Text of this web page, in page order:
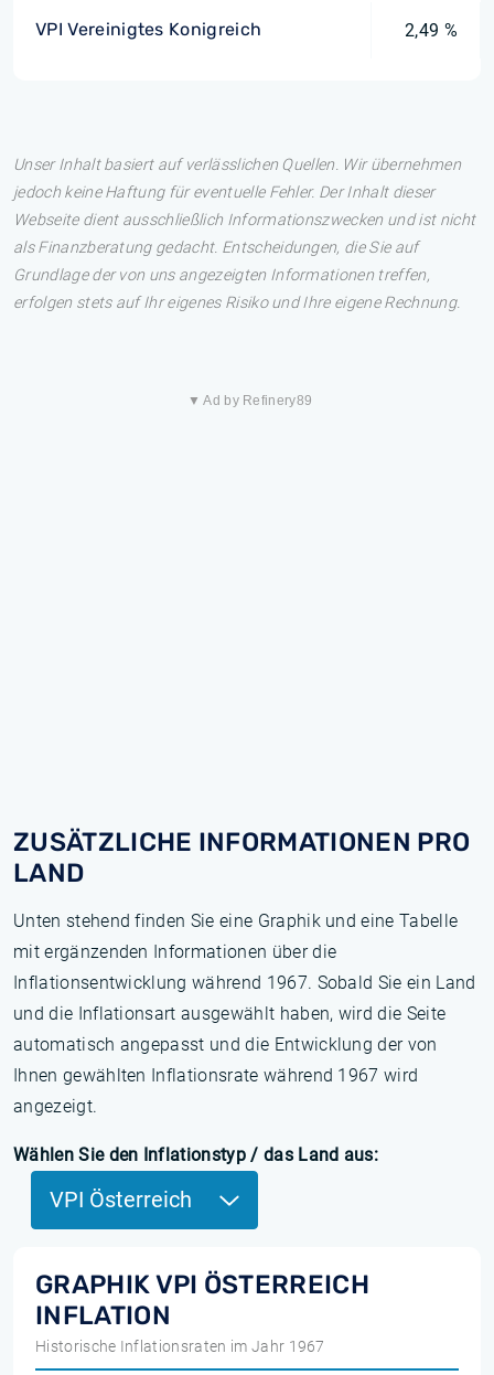
VPI Vereinigtes Konigreich 2,49 %
Unser Inhalt basiert auf verlässlichen Quellen. Wir übernehmen
jedoch keine Haftung für eventuelle Fehler. Der Inhalt dieser
Webseite dient ausschließlich Informationszwecken und ist nicht
als Finanzberatung gedacht. Entscheidungen, die Sie auf
Grundlage der von uns angezeigten Informationen treffen,
erfolgen stets auf Ihr eigenes Risiko und Ihre eigene Rechnung.
▼ Ad by Refinery89
ZUSÄTZLICHE INFORMATIONEN PRO
LAND
Unten stehend finden Sie eine Graphik und eine Tabelle
mit ergänzenden Informationen über die
Inflationsentwicklung während 1967. Sobald Sie ein Land
und die Inflationsart ausgewählt haben, wird die Seite
automatisch angepasst und die Entwicklung der von
Ihnen gewählten Inflationsrate während 1967 wird
angezeigt.
Wählen Sie den Inflationstyp / das Land aus:
VPI Österreich
GRAPHIK VPI ÖSTERREICH
INFLATION
Historische Inflationsraten im Jahr 1967